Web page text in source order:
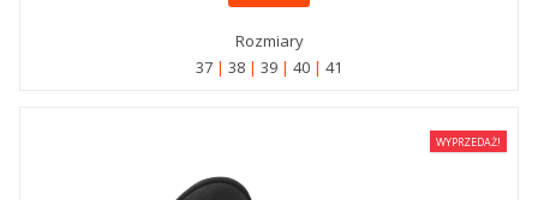
Rozmiary
37
38 39 40 41
WYPRZEDAŻ!